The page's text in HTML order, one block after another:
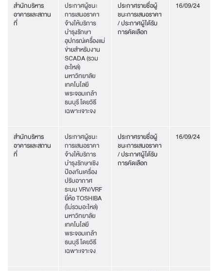
สำนักบริหาร
อาคารและสถาน
ที่
ประกาศผู้ชนะ
การเสนอราคา
จ้างให้บริการ
บำรุงรักษา
อุปกรณ์เครื่องแม่
ข่ายสำหรับงาน
SCADA (รวม
อะไหล่)
มหาวิทยาลัย
เทคโนโลยี
พระจอมเกล้า
ธนบุรี โดยวิธี
เฉพาะเจาะจง
ประกาศรายชื่อผู้
ชนะการเสนอราคา
/ ประกาศผู้ได้รับ
การคัดเลือก
16/09/24
สำนักบริหาร
อาคารและสถาน
ที่
ประกาศผู้ชนะ
การเสนอราคา
จ้างให้บริการ
บำรุงรักษาเชิง
ป้องกันเครื่อง
ปรับอากาศ
ระบบ VRV/VRF
ยี่ห้อ TOSHIBA
(ไม่รวมอะไหล่)
มหาวิทยาลัย
เทคโนโลยี
พระจอมเกล้า
ธนบุรี โดยวิธี
เฉพาะเจาะจง
ประกาศรายชื่อผู้
ชนะการเสนอราคา
/ ประกาศผู้ได้รับ
การคัดเลือก
16/09/24